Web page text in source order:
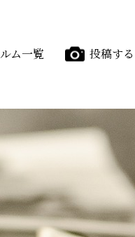
ム一覧 投稿する